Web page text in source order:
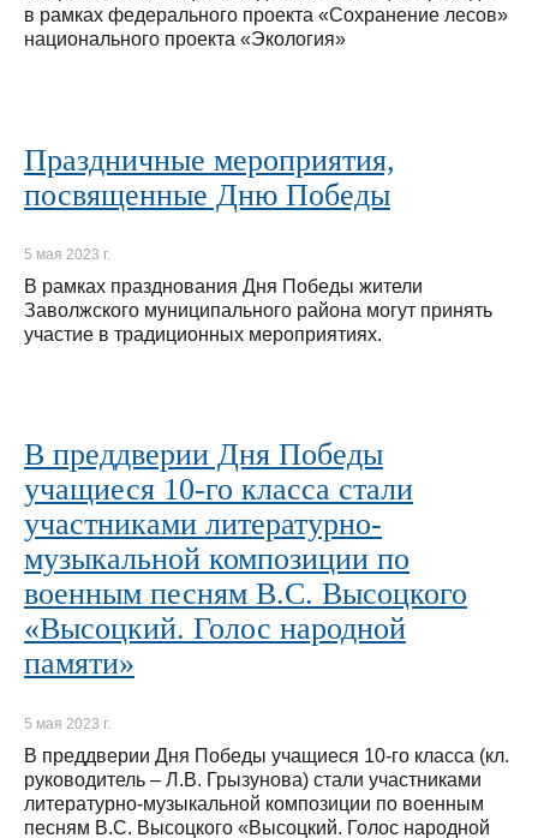
в рамках федерального проекта «Сохранение лесов»
национального проекта «Экология»
Праздничные мероприятия,
посвященные Дню Победы
5 мая 2023 г.
В рамках празднования Дня Победы жители
Заволжского муниципального района могут принять
участие в традиционных мероприятиях.
В преддверии Дня Победы
учащиеся 10-го класса стали
участниками литературно-
музыкальной композиции по
военным песням В.С. Высоцкого
«Высоцкий. Голос народной
памяти»
5 мая 2023 г.
В преддверии Дня Победы учащиеся 10-го класса (кл.
руководитель – Л.В. Грызунова) стали участниками
литературно-музыкальной композиции по военным
песням В.С. Высоцкого «Высоцкий. Голос народной